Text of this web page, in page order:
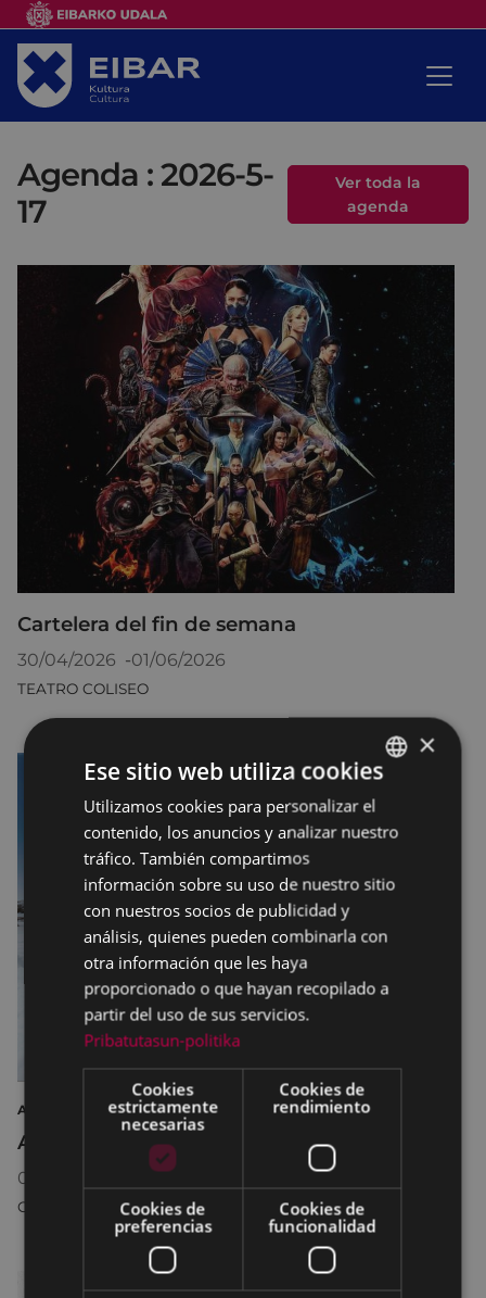
Agenda : 2026-5-
17
Ver toda la
agenda
Cartelera del fin de semana
30/04/2026 -01/06/2026
TEATRO COLISEO
ARTE EXPOSICIÓN FOTOGRAFÍA
Argazkilaritza maiatzean
08/05/2026 18:30 20:30
COLISEO ANTZOKIA
BASQUE
SPANISH
×
Ese sitio web utiliza cookies
Utilizamos cookies para personalizar el
contenido, los anuncios y analizar nuestro
tráfico. También compartimos
información sobre su uso de nuestro sitio
con nuestros socios de publicidad y
análisis, quienes pueden combinarla con
otra información que les haya
proporcionado o que hayan recopilado a
partir del uso de sus servicios.
Pribatutasun-politika
Cookies
estrictamente
necesarias
Cookies de
rendimiento
Cookies de
preferencias
Cookies de
funcionalidad